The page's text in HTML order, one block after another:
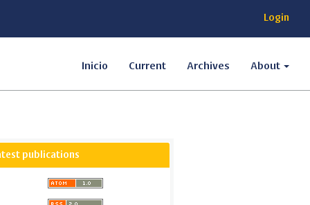
Login
Inicio Current Archives About
publications